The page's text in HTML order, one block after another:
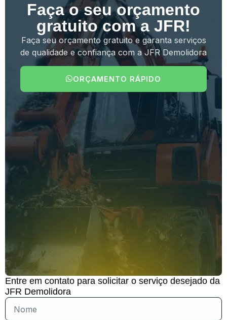
Faça o seu orçamento
gratuito com a JFR!
Faça seu orçamento gratuito e garanta serviços
de qualidade e confiança com a JFR Demolidora
ORÇAMENTO RÁPIDO
Entre em contato para solicitar o serviço desejado da
JFR Demolidora